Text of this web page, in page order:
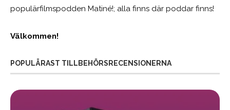
populärfilmspodden Matiné!; alla finns där poddar finns!
Välkommen!
POPULÄRAST TILLBEHÖRSRECENSIONERNA